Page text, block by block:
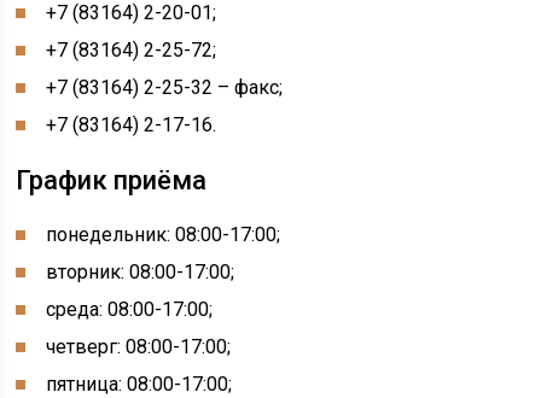
+7 (83164) 2-20-01;
+7 (83164) 2-25-72;
+7 (83164) 2-25-32 – факс;
+7 (83164) 2-17-16.
График приёма
понедельник: 08:00-17:00;
вторник: 08:00-17:00;
среда: 08:00-17:00;
четверг: 08:00-17:00;
пятница: 08:00-17:00;